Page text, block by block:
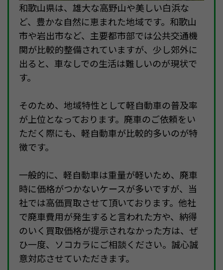
和歌山県は、雄大な高野山や美しい白浜な
ど、豊かな自然に恵まれた地域です。和歌山
市や岩出市など、主要都市部では公共交通機
関が比較的整備されていますが、少し郊外に
出ると、車なしでの生活は難しいのが現状で
す。
そのため、地域特性として軽自動車の普及率
が上位となっております。廃車のご依頼をい
ただく際にも、軽自動車が比較的多いのが特
徴です。
一般的に、軽自動車は重量が軽いため、廃車
時に価格がつかないケースが多いですが、当
社では高価買取させて頂いております。他社
で廃車費用が発生すると言われた方や、納得
のいく買取価格が提示されなかった方は、ぜ
ひ一度、ソコカラにご相談ください。誠心誠
意対応させていただきます。